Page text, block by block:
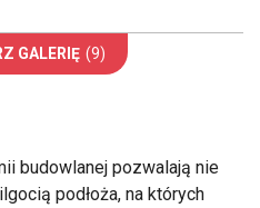
GALERIĘ (9)
budowlanej pozwalają nie
podłoża, na których